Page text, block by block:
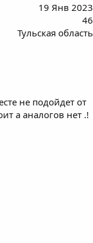
19 Янв 2023
46
Тульская область
не подойдет от
а аналогов нет .!